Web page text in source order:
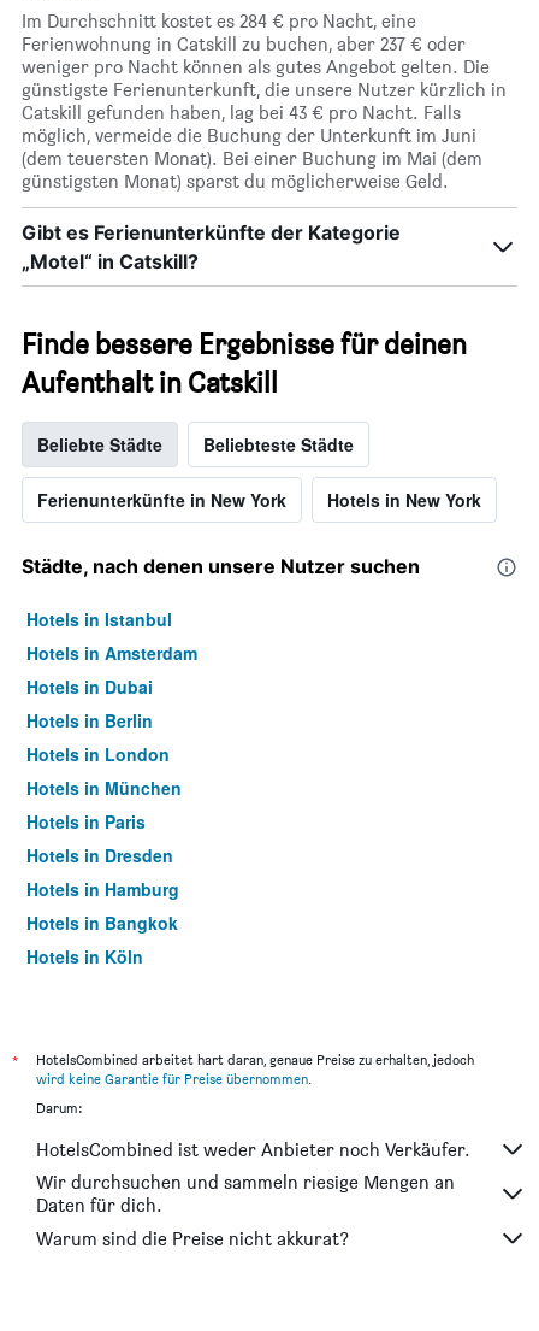
Im Durchschnitt kostet es 284 € pro Nacht, eine
Ferienwohnung in Catskill zu buchen, aber 237 € oder
weniger pro Nacht können als gutes Angebot gelten. Die
günstigste Ferienunterkunft, die unsere Nutzer kürzlich in
Catskill gefunden haben, lag bei 43 € pro Nacht. Falls
möglich, vermeide die Buchung der Unterkunft im Juni
(dem teuersten Monat). Bei einer Buchung im Mai (dem
günstigsten Monat) sparst du möglicherweise Geld.
Gibt es Ferienunterkünfte der Kategorie
„Motel“ in Catskill?
Finde bessere Ergebnisse für deinen
Aufenthalt in Catskill
Beliebte Städte Beliebteste Städte
Ferienunterkünfte in New York Hotels in New York
Städte, nach denen unsere Nutzer suchen
Hotels in Istanbul
Hotels in Amsterdam
Hotels in Dubai
Hotels in Berlin
Hotels in London
Hotels in München
Hotels in Paris
Hotels in Dresden
Hotels in Hamburg
Hotels in Bangkok
Hotels in Köln
*
HotelsCombined arbeitet hart daran, genaue Preise zu erhalten, jedoch
wird keine Garantie für Preise übernommen.
Darum:
HotelsCombined ist weder Anbieter noch Verkäufer.
Wir durchsuchen und sammeln riesige Mengen an
Daten für dich.
Warum sind die Preise nicht akkurat?